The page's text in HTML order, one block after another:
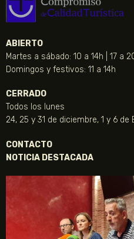
ABIERTO
Martes a sábado: 10 a 14h | 17 a
Domingos y festivos: 11 a 14h
CERRADO
Todos los lunes
24, 25 y 31 de diciembre, 1 y 6 de
CONTACTO
NOTICIA DESTACADA